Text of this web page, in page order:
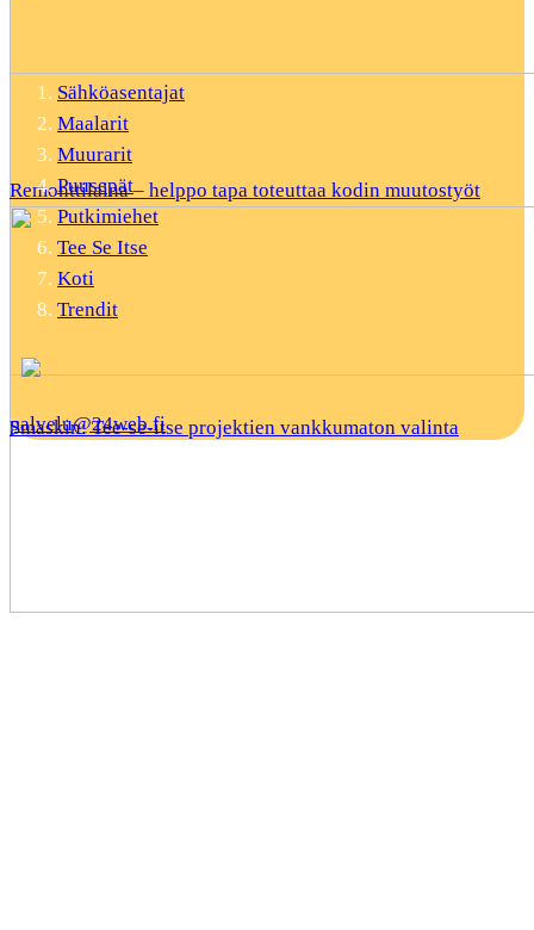
Remonttilaina – helppo tapa toteuttaa kodin muutostyöt
Smaskin: Tee-se-itse projektien vankkumaton valinta
Sähköasentajat
Maalarit
Muurarit
Puusepät
Putkimiehet
Tee Se Itse
Koti
Trendit
palvelu@24web.fi